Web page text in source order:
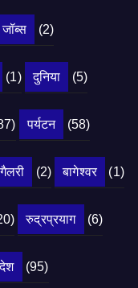
जॉब्स (2)
(1) दुनिया (5)
पर्यटन (58)
(2) बागेश्वर (1)
रुद्रप्रयाग (6)
(95)